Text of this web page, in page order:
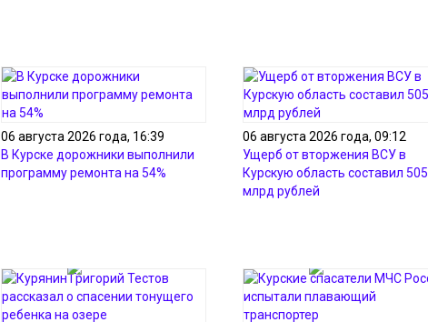
06 августа 2026 года, 16:39
В Курске дорожники выполнили
программу ремонта на 54%
06 августа 2026 года, 09:12
Ущерб от вторжения ВСУ в
Курскую область составил 505
млрд рублей